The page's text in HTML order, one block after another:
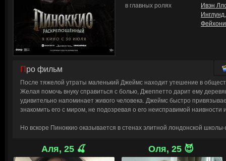
в главных ролях
Ивэн
Инглунд
Фейхони
Про фильм
После тяжелой утраты маленький Джеймс находит утешение в
Желая помочь внуку справиться с болью, Джеппетто дарит ему
удивительно напоминает живого человека. Джеймс быстро
знакомить его с миром, не подозревая о его неисправимой наивности
Но вскоре Пиноккио оказывается в стенах элитной лондонской
старший брат Джеймс. Пиноккио начинает свою жестокую и кровавую
«плохими», стремясь «вырезать» себе путь к человечности.
Аля, 25 🍒 Оля, 25 😈